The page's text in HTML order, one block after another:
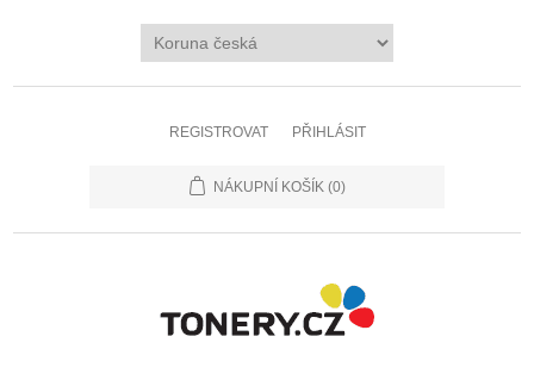
REGISTROVAT PŘIHLÁSIT
NÁKUPNÍ KOŠÍK (0)